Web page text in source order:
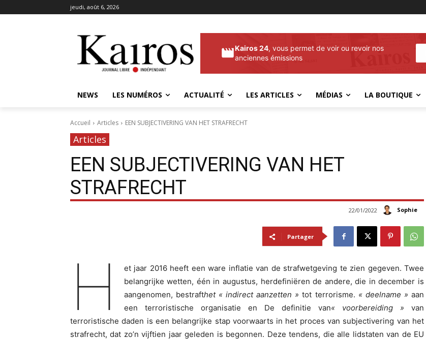
jeudi, août 6, 2026
Kairos 24, vous permet de voir ou revoir nos
anciennes émissions
NEWS LES NUMÉROS ACTUALITÉ LES ARTICLES MÉDIAS LA BOUTIQUE
Accueil Articles EEN SUBJECTIVERING VAN HET STRAFRECHT
Articles
EEN SUBJECTIVERING VAN HET
STRAFRECHT
Sophie
22/01/2022
Partager
H
et jaar 2016 heeft een ware inflatie van de strafwetgeving te zien gegeven. Twee
belangrijke wetten, één in augustus, herdefiniëren de andere, die in december is
aangenomen, bestrafthet « indirect aanzetten »tot terrorisme. « deelname »aan
een terroristische organisatie en De definitie van« voorbereiding »van
terroristische daden is een belangrijke stap voorwaarts in het proces van subjectivering van het
strafrecht, dat zo’n vijftien jaar geleden is begonnen. Deze tendens, die alle lidstaten van de EU